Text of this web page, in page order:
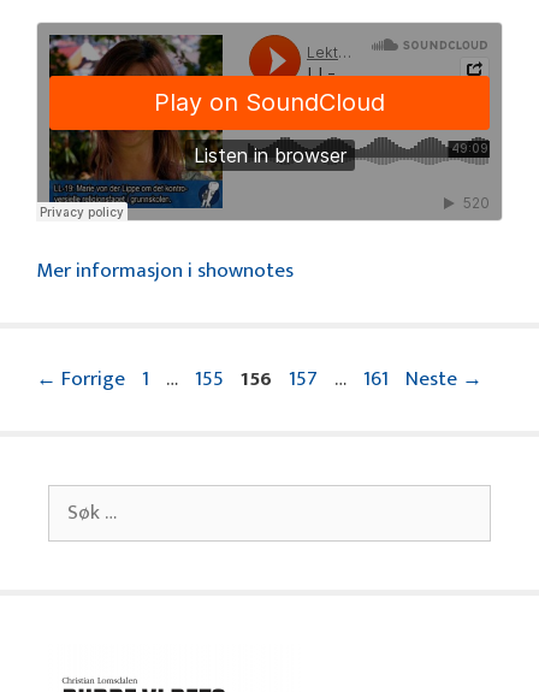
Mer informasjon i shownotes
← Forrige Side
1 … Side
155 Side
156 Side
157 … Side
161 Neste →
Søk
etter: